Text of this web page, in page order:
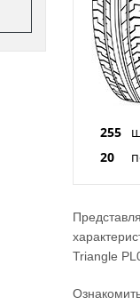
255
20
Triangle